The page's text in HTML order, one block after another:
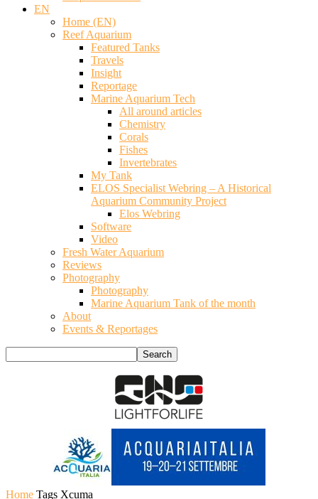
EN
Home (EN)
Reef Aquarium
Featured Tanks
Travels
Insight
Reportage
Marine Aquarium Tech
All around articles
Chemistry
Corals
Fishes
Invertebrates
My Tank
ELOS Specialist Webring – A Historical
Aquarium Community Project
Elos Webring
Software
Video
Fresh Water Aquarium
Reviews
Photography
Photography
Marine Aquarium Tank of the month
About
Events & Reportages
Home Tags Xcuma